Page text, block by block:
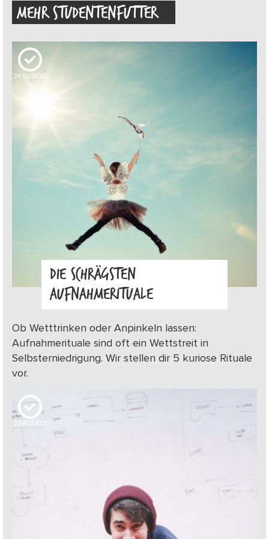
MEHR STUDENTENFUTTER
24 KUDOS
DIE SCHRÄGSTEN
AUFNAHMERITUALE
Ob Wetttrinken oder Anpinkeln lassen:
Aufnahmerituale sind oft ein Wettstreit in
Selbsterniedrigung. Wir stellen dir 5 kuriose Rituale
vor.
23 KUDOS